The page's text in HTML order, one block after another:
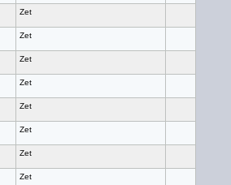
Zet
Zet
Zet
Zet
Zet
Zet
Zet
Zet